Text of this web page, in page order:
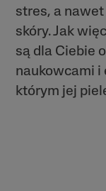
stres, a
skóry. Jak
są dla Ciebie
naukowcami
którym jej